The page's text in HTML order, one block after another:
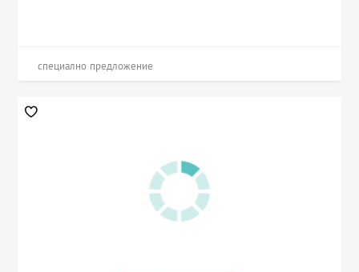
специално предложение